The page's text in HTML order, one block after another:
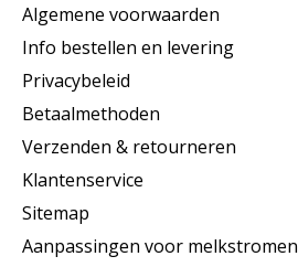
Algemene voorwaarden
Info bestellen en levering
Privacybeleid
Betaalmethoden
Verzenden & retourneren
Klantenservice
Sitemap
Aanpassingen voor melkstromen